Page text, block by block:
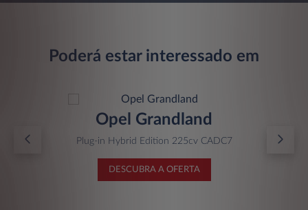
Poderá estar interessado em
Opel Grandland
Plug-in Hybrid Edition 225cv CADC7
DESCUBRA A OFERTA